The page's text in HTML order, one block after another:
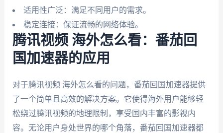
适用性广泛：满足不同用户的需求。
稳定连接：保证流畅的网络体验。
腾讯视频 海外怎么看：番茄回
国加速器的应用
对于腾讯视频 海外怎么看的问题，番茄回国加速器提供
了一个简单且高效的解决方案。它使得海外用户能够轻
松绕过腾讯视频的地理限制，享受国内丰富的影视内
容。无论用户身处世界的哪个角落，番茄回国加速器都